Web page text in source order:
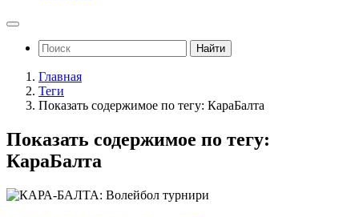
Найти
Главная
Теги
Показать содержимое по тегу: КараБалта
Показать содержимое по тегу:
КараБалта